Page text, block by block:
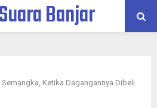
Banjar
Semangka, Ketika Dagangannya Dibeli